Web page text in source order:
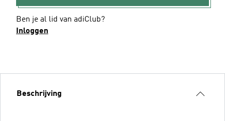
Ben je al lid van adiClub?
Inloggen
Beschrijving